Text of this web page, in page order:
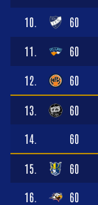
10. 60
11. 60
12. 60
13. 60
14. 60
15. 60
16. 60